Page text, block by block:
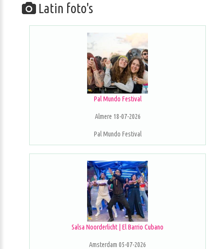
Latin foto's
Pal Mundo Festival
Almere 18-07-2026
Pal Mundo Festival
Salsa Noorderlicht | El Barrio Cubano
Amsterdam 05-07-2026